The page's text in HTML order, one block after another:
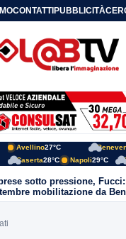
CONTATTIPUBBLICITÀ
Avellino27°C
Caserta28°C Napoli29°C
sotto pressione,
mobilitazione da